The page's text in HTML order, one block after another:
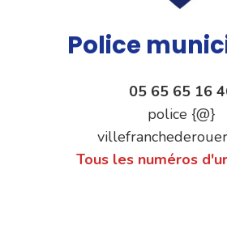
Police
05 65 65 16
police {@}
Tous les numéros